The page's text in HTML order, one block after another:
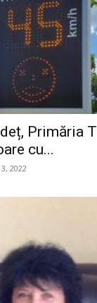
Primăria
cu...
2022